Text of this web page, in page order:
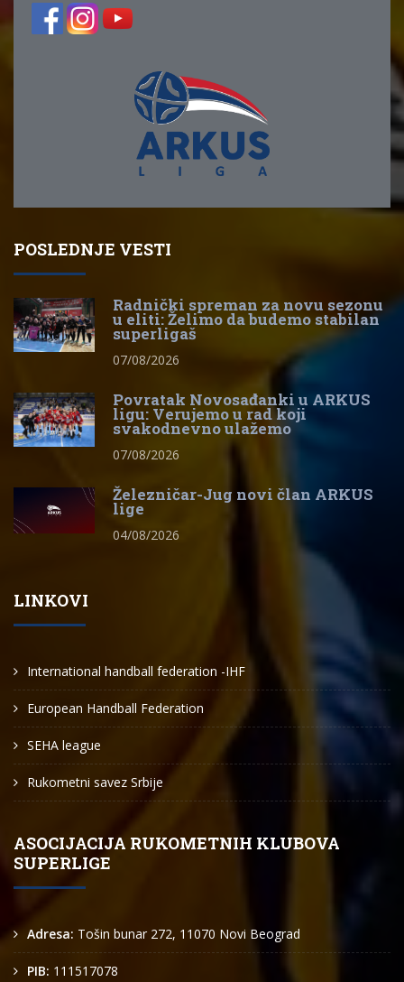
POSLEDNJE VESTI
Radnički spreman za novu sezonu
u eliti: Želimo da budemo stabilan
superligaš
07/08/2026
Povratak Novosađanki u ARKUS
ligu: Verujemo u rad koji
svakodnevno ulažemo
07/08/2026
Železničar-Jug novi član ARKUS
lige
04/08/2026
LINKOVI
International handball federation -IHF
European Handball Federation
SEHA league
Rukometni savez Srbije
ASOCIJACIJA RUKOMETNIH KLUBOVA
SUPERLIGE
Adresa: Tošin bunar 272, 11070 Novi Beograd
PIB: 111517078